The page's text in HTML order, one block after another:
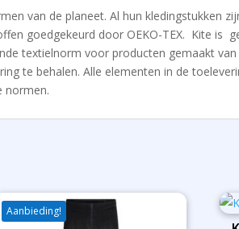
van de planeet. Al hun kledingstukken
goedgekeurd door OEKO-TEX. Kite is
textielnorm voor producten gemaakt
te behalen. Alle elementen in de
normen.
Aanbieding!